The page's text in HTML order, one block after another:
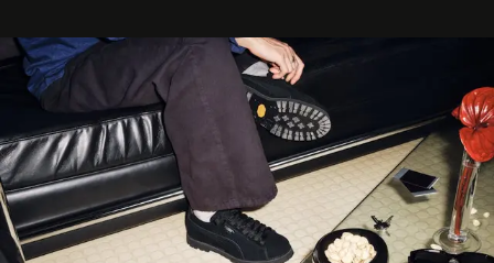
y la filosofía detrás de la propuesta.